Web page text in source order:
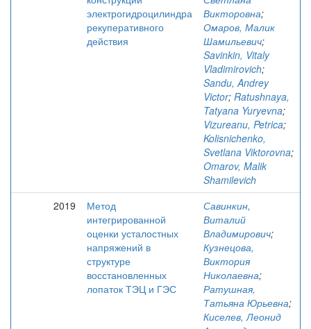
электрогидроцилиндра
рекуперативного
действия
Викторовна;
Омаров, Малик
Шамильевич;
Savinkin, Vitaly
Vladimirovich;
Sandu, Andrey
Victor; Ratushnaya,
Tatyana Yuryevna;
Vizureanu, Petrica;
Kolisnichenko,
Svetlana Viktorovna;
Omarov, Malik
Shamilevich
2019
Метод
интегрированной
оценки усталостных
напряжений в
структуре
восстановленных
лопаток ТЭЦ и ГЭС
Савинкин,
Виталий
Владимирович;
Кузнецова,
Виктория
Николаевна;
Ратушная,
Татьяна Юрьевна;
Киселев, Леонид